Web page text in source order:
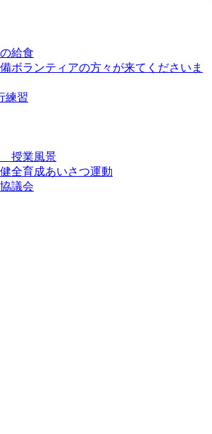
給食
ボランティアの方々が来てくださいま
練習
授業風景
全育成あいさつ運動
議会